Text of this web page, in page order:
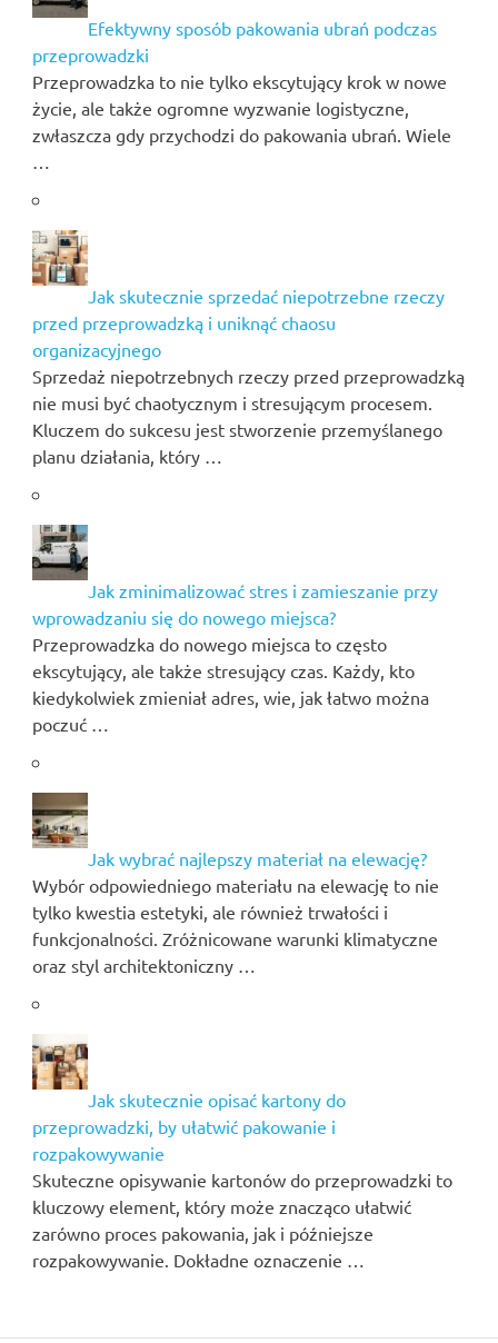
Efektywny sposób pakowania ubrań podczas
przeprowadzki
Przeprowadzka to nie tylko ekscytujący krok w nowe
życie, ale także ogromne wyzwanie logistyczne,
zwłaszcza gdy przychodzi do pakowania ubrań. Wiele
Jak skutecznie sprzedać niepotrzebne rzeczy
przed przeprowadzką i uniknąć chaosu
organizacyjnego
Sprzedaż niepotrzebnych rzeczy przed przeprowadzką
nie musi być chaotycznym i stresującym procesem.
Kluczem do sukcesu jest stworzenie przemyślanego
planu działania, który …
Jak zminimalizować stres i zamieszanie przy
wprowadzaniu się do nowego miejsca?
Przeprowadzka do nowego miejsca to często
ekscytujący, ale także stresujący czas. Każdy, kto
kiedykolwiek zmieniał adres, wie, jak łatwo można
poczuć …
Jak wybrać najlepszy materiał na elewację?
Wybór odpowiedniego materiału na elewację to nie
tylko kwestia estetyki, ale również trwałości i
funkcjonalności. Zróżnicowane warunki klimatyczne
oraz styl architektoniczny …
Jak skutecznie opisać kartony do
przeprowadzki, by ułatwić pakowanie i
rozpakowywanie
Skuteczne opisywanie kartonów do przeprowadzki to
kluczowy element, który może znacząco ułatwić
zarówno proces pakowania, jak i późniejsze
rozpakowywanie. Dokładne oznaczenie …